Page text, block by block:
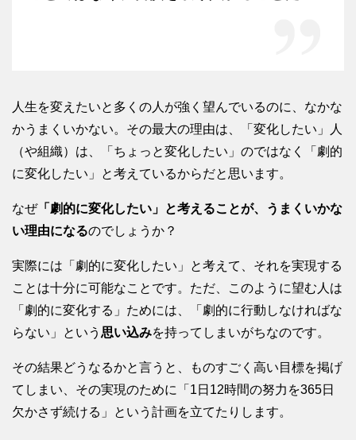
人生を変えたいと多くの人が強く望んでいるのに、なかな
かうまくいかない。その最大の理由は、「変化したい」人
（や組織）は、「ちょっと変化したい」のではなく「劇的
に変化したい」と考えているからだと思います。
なぜ「劇的に変化したい」と考えることが、うまくいかな
い理由になるのでしょうか？
実際には「劇的に変化したい」と考えて、それを実現する
ことは十分に可能なことです。ただ、このように望む人は
「劇的に変化する」ためには、「劇的に行動しなければな
らない」という 思い込みを持ってしまいがちなのです。
その結果どうなるかと言うと、ものすごく高い目標を掲げ
てしまい、その実現のために「1日12時間の努力を365日
欠かさず続ける」という計画を立てたりします。